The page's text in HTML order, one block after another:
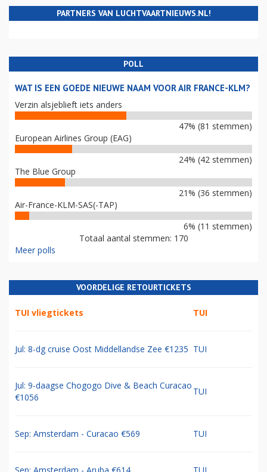
PARTNERS VAN LUCHTVAARTNIEUWS.NL!
POLL
WAT IS EEN GOEDE NIEUWE NAAM VOOR AIR FRANCE-KLM?
Verzin alsjeblieft iets anders
47% (81 stemmen)
European Airlines Group (EAG)
24% (42 stemmen)
The Blue Group
21% (36 stemmen)
Air-France-KLM-SAS(-TAP)
6% (11 stemmen)
Totaal aantal stemmen: 170
Meer polls
VOORDELIGE RETOURTICKETS
TUI vliegtickets TUI
Jul: 8-dg cruise Oost Middellandse Zee €1235 TUI
Jul: 9-daagse Chogogo Dive & Beach Curacao
€1056
TUI
Sep: Amsterdam - Curacao €569 TUI